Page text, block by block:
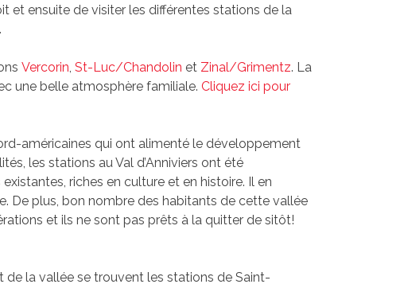
et ensuite de visiter les différentes stations de la
Vercorin,St-Luc/Chandolin et Zinal/Grimentz. La
une belle atmosphère familiale.Cliquez ici pour
américaines qui ont alimenté le développement
les stations au Val d’Anniviers ont été
riches en culture et en histoire. Il en
De plus, bon nombre des habitants de cette vallée
et ils ne sont pas prêts à la quitter de sitôt!
de la vallée se trouvent les stations de Saint-